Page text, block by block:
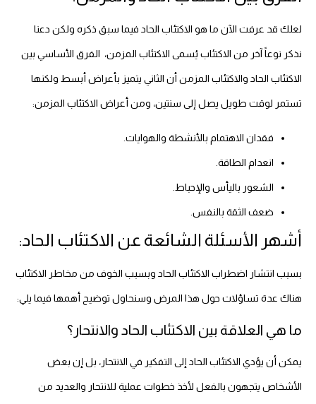
لعلك قد عرفت الآن ما هو الاكتئاب الحاد فيما سبق ذكره ولكن دعنا
نذكر نوعاً آخر من الاكتئاب يُسمى الاكتئاب المزمن، الفرق الأساسي بين
الاكتئاب الحاد والاكتئاب المزمن أن الثاني يتميز بأعراض أبسط ولكنها
تستمر لوقت طويل يصل إلى سنتين، ومن أعراض الاكتئاب المزمن:
فقدان الاهتمام بالأنشطة والهوايات.
انعدام الطاقة.
الشعور باليأس والإحباط.
ضعف الثقة بالنفس.
أشهر الأسئلة الشائعة عن الاكتئاب الحاد:
بسبب انتشار اضطراب الاكتئاب الحاد وبسبب الخوف من مخاطر الاكتئاب
هناك عدة تساؤلات حول هذا المرض وسنحاول توضيح أهمها فيما يلي:
ما هي العلاقة بين الاكتئاب الحاد والانتحار؟
يمكن أن يؤدي الاكتئاب الحاد إلى التفكير في الانتحار، بل إن بعض
الأشخاص يتجهون بالفعل لأخذ خطوات عملية للانتحار والعديد من